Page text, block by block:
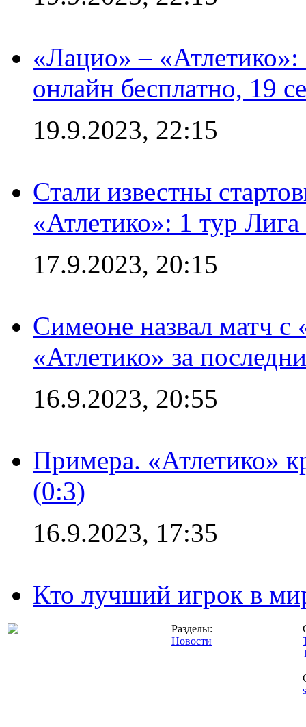
«Лацио» –
онлайн бесплатно, 19
19.9.2023, 22:15
Стали известны
«Атлетико»: 1 тур
17.9.2023, 20:15
Симеоне назвал матч
«Атлетико» за
16.9.2023, 20:55
Примера. «Атлетико»
(0:3)
16.9.2023, 17:35
Кто лучший игрок в
Разделы:
Новости